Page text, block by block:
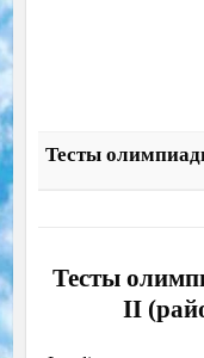
Тесты
Тесты
II